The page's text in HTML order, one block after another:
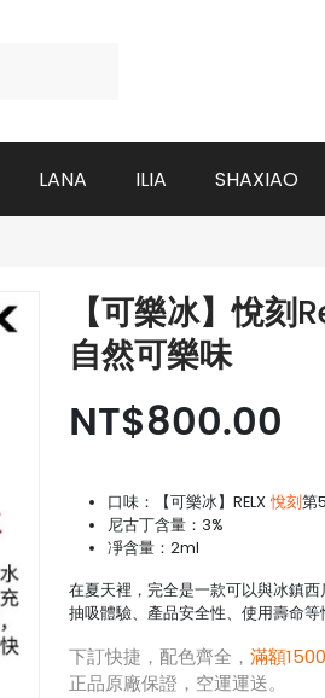
LANA ILIA SHAXIAO
【可樂冰】悅
自然可樂味
NT$800.00
口味：【可樂冰】RELX悅刻第
尼古丁含量：3%
凈含量：2ml
在夏天裡，完全是一款可以與冰鎮
抽吸體驗、產品安全性、使用壽命
下訂快捷，配色齊全， 滿額
正品原廠保證，空運運送。